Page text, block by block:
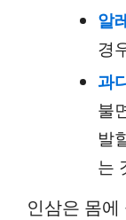
알
경
과
불
발
는
인삼은 몸